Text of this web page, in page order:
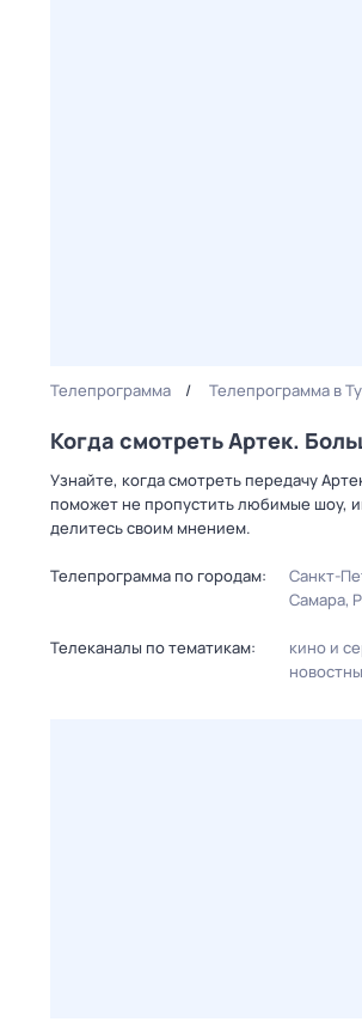
Телепрограмма Телепрограмма в
Когда смотреть Артек.
Узнайте, когда смотреть передачу
поможет не пропустить любимые шоу,
делитесь своим мнением.
Телепрограмма по городам: Санкт-
Самара
Телеканалы по тематикам: кино и